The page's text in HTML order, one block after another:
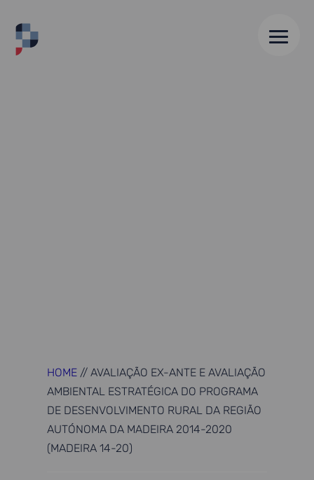
HOME //AVALIAÇÃO EX-ANTE E AVALIAÇÃO
AMBIENTAL ESTRATÉGICA DO PROGRAMA
DE DESENVOLVIMENTO RURAL DA REGIÃO
AUTÓNOMA DA MADEIRA 2014-2020
(MADEIRA 14-20)